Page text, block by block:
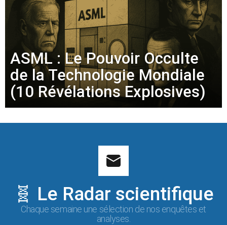
ASML : Le Pouvoir Occulte
de la Technologie Mondiale
(10 Révélations Explosives)
🧬 Le Radar scientifique
Chaque semaine une sélection de nos enquêtes et
analyses.